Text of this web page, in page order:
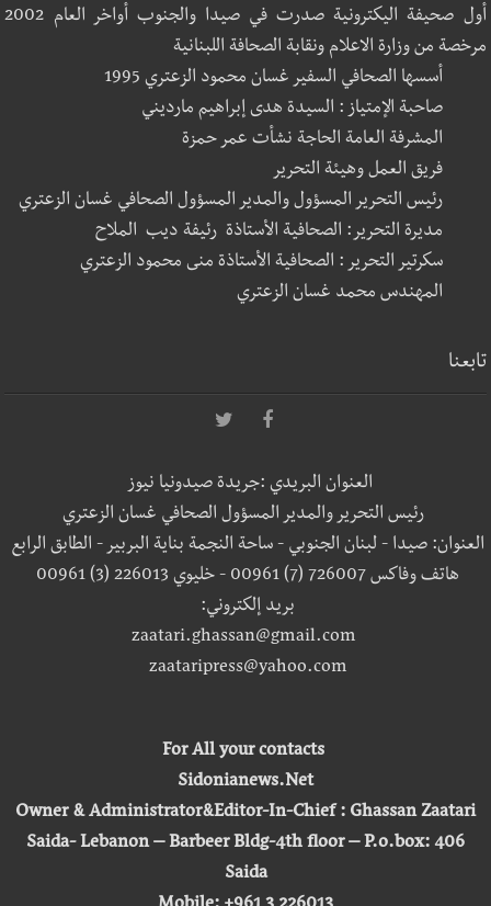
أول صحيفة اليكترونية صدرت في صيدا والجنوب أواخر العام 2002
مرخصة من وزارة الاعلام ونقابة الصحافة اللبنانية
أسسها الصحافي السفير غسان محمود الزعتري 1995
صاحبة الإمتياز : السيدة هدى إبراهيم مارديني
المشرفة العامة الحاجة نشأت عمر حمزة
فريق العمل وهيئة التحرير
رئيس التحرير المسؤول والمدير المسؤول الصحافي غسان الزعتري
مديرة التحرير: الصحافية الأستاذة رئيفة ديب الملاح
سكرتير التحرير : الصحافية الأستاذة منى محمود الزعتري
المهندس محمد غسان الزعتري
تابعنا
العنوان البريدي :جريدة صيدونيا نيوز
رئيس التحرير والمدير المسؤول الصحافي غسان الزعتري
العنوان: صيدا - لبنان الجنوبي - ساحة النجمة بناية البربير - الطابق الرابع
هاتف وفاكس 726007 (7) 00961 - خليوي 226013 (3) 00961
بريد إلكتروني:
zaatari.ghassan@gmail.com
zaataripress@yahoo.com
For All your contacts
Sidonianews.Net
Owner & Administrator&Editor-In-Chief : Ghassan Zaatari
Saida- Lebanon – Barbeer Bldg-4th floor – P.o.box: 406
Saida